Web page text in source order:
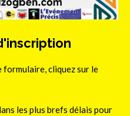
formulaire, cliquez sur le
les plus brefs délais pour